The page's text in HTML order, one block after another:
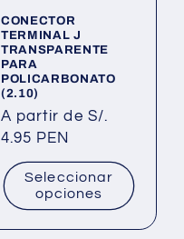
CONECTOR
TERMINAL J
TRANSPARENTE
PARA
POLICARBONATO
(2.10)
Precio
habitual
A partir de S/.
4.95 PEN
Seleccionar
opciones